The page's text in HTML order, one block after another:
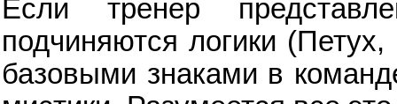
Если тренер
подчиняются логики
базовыми знаками в